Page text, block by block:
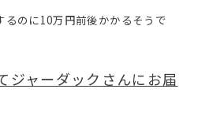
るのに10万円前後かかるそうで
ジャーダックさんにお届